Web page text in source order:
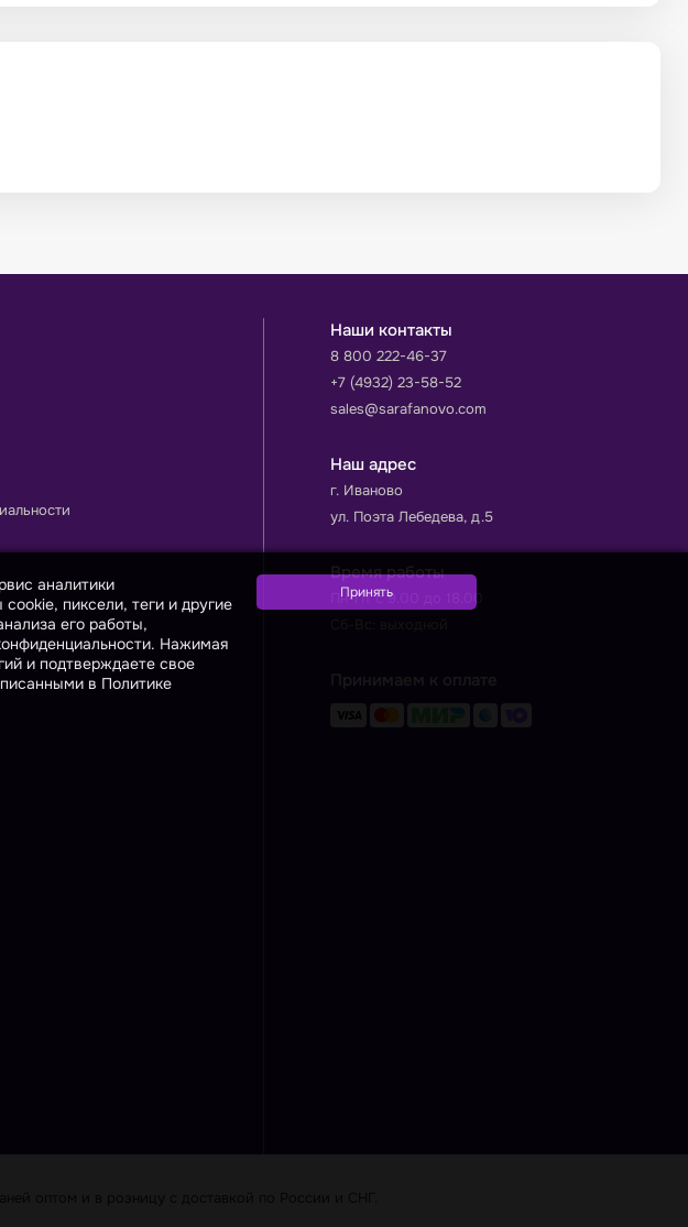
Наши контакты
8 800 222-46-37
+7 (4932) 23-58-52
sales@sarafanovo.com
Наш адрес
г. Иваново
ул. Поэта Лебедева, д.5
Время работы
Пн-Пт с 9.00 до 18.00
Принимаем к оплате
аналитики
пиксели, теги и другие
его работы,
Нажимая
и подтверждаете свое
в Политике